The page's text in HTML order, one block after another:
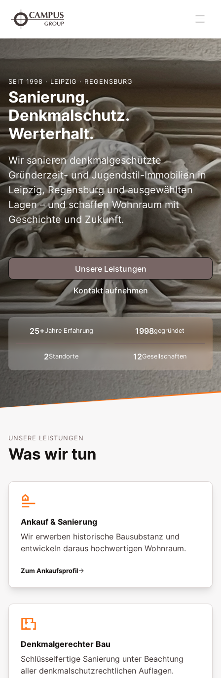
Inhalt
springen
SEIT 1998 · LEIPZIG · REGENSBURG
Sanierung.
Denkmalschutz.
Werterhalt.
Wir sanieren denkmalgeschützte
Gründerzeit- und Jugendstil-Immobilien in
Leipzig, Regensburg und ausgewählten
Lagen – und schaffen Wohnraum mit
Geschichte und Zukunft.
Unsere Leistungen
Kontakt aufnehmen
25+Jahre Erfahrung 1998gegründet
2Standorte 12Gesellschaften
UNSERE LEISTUNGEN
Was wir tun
Ankauf & Sanierung
Wir erwerben historische Bausubstanz und
entwickeln daraus hochwertigen Wohnraum.
Zum Ankaufsprofil
Denkmalgerechter Bau
Schlüsselfertige Sanierung unter Beachtung
aller denkmalschutzrechtlichen Auflagen.